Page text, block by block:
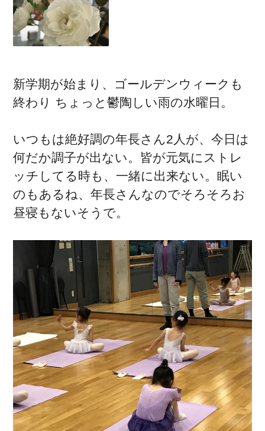
新学期が始まり、ゴールデンウィークも
終わり ちょっと鬱陶しい雨の水曜日。
いつもは絶好調の年長さん2人が、今日は
何だか調子が出ない。皆が元気にストレ
ッチしてる時も、一緒に出来ない。眠い
のもあるね、年長さんなのでそろそろお
昼寝もないそうで。